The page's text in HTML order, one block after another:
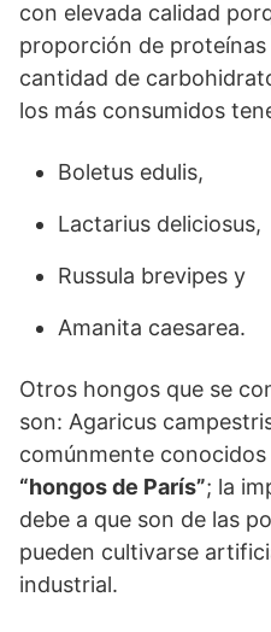
con elevada calidad
proporción de
cantidad de
los más consumidos
Boletus edulis,
Lactarius deliciosus,
Russula brevipes y
Amanita caesarea.
Otros hongos que se
son: Agaricus
comúnmente
“hongos de París”; la
debe a que son de las
pueden cultivarse
industrial.